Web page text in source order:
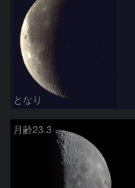
となり
月齢23.3